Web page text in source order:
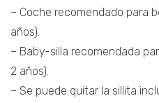
– Coche recomendado para
años).
– Baby-silla recomendada
2 años).
– Se puede quitar la sillita